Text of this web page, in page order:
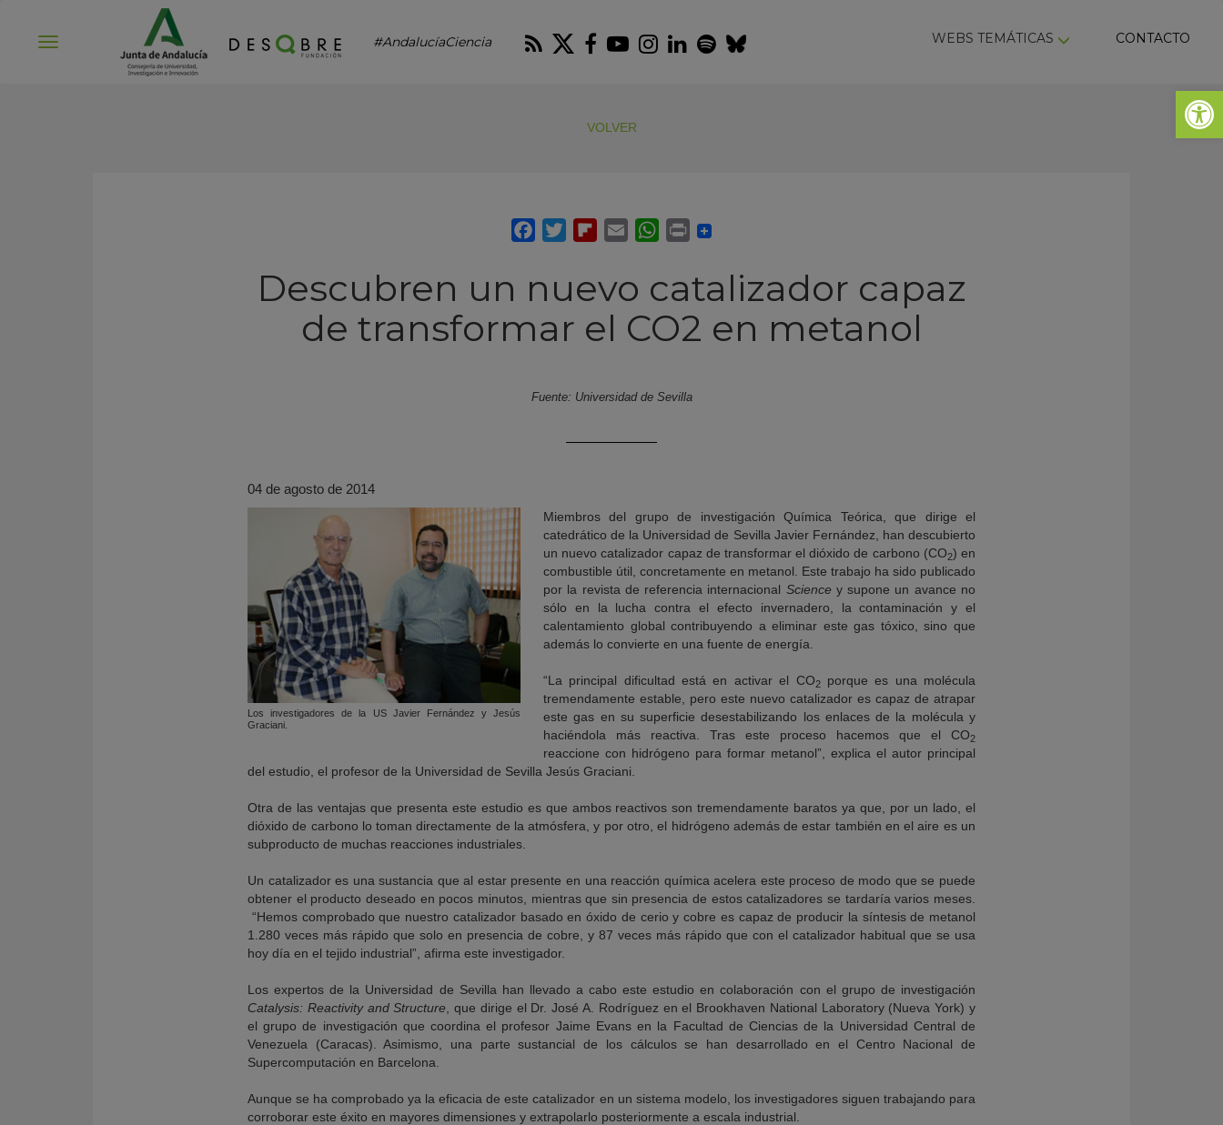
Abrir
#AndalucíaCiencia RSS Twitter
Facebook
Youtube
Instagram
LinkedIn
Spotify
Bluesky WEBS TEMÁTICAS CONTACTO
VOLVER
Descubren un nuevo catalizador capaz
de transformar el CO2 en metanol
Fuente: Universidad de Sevilla
04 de agosto de 2014
Los investigadores de la US Javier Fernández y Jesús
Graciani.
Miembros del grupo de investigación Química Teórica, que dirige el
catedrático de la Universidad de Sevilla Javier Fernández, han descubierto
un nuevo catalizador capaz de transformar el dióxido de carbono (CO2) en
combustible útil, concretamente en metanol. Este trabajo ha sido publicado
por la revista de referencia internacional Science y supone un avance no
sólo en la lucha contra el efecto invernadero, la contaminación y el
calentamiento global contribuyendo a eliminar este gas tóxico, sino que
además lo convierte en una fuente de energía.
“La principal dificultad está en activar el CO2porque es una molécula
tremendamente estable, pero este nuevo catalizador es capaz de atrapar
este gas en su superficie desestabilizando los enlaces de la molécula y
haciéndola más reactiva. Tras este proceso hacemos que el CO2
reaccione con hidrógeno para formar metanol”, explica el autor principal
del estudio, el profesor de la Universidad de Sevilla Jesús Graciani.
Otra de las ventajas que presenta este estudio es que ambos reactivos son tremendamente baratos ya que, por un lado, el
dióxido de carbono lo toman directamente de la atmósfera, y por otro, el hidrógeno además de estar también en el aire es un
subproducto de muchas reacciones industriales.
Un catalizador es una sustancia que al estar presente en una reacción química acelera este proceso de modo que se puede
obtener el producto deseado en pocos minutos, mientras que sin presencia de estos catalizadores se tardaría varios meses.
“Hemos comprobado que nuestro catalizador basado en óxido de cerio y cobre es capaz de producir la síntesis de metanol
1.280 veces más rápido que solo en presencia de cobre, y 87 veces más rápido que con el catalizador habitual que se usa
hoy día en el tejido industrial”, afirma este investigador.
Los expertos de la Universidad de Sevilla han llevado a cabo este estudio en colaboración con el grupo de investigación
Catalysis: Reactivity and Structure , que dirige el Dr. José A. Rodríguez en el Brookhaven National Laboratory (Nueva York) y
el grupo de investigación que coordina el profesor Jaime Evans en la Facultad de Ciencias de la Universidad Central de
Venezuela (Caracas). Asimismo, una parte sustancial de los cálculos se han desarrollado en el Centro Nacional de
Supercomputación en Barcelona.
Aunque se ha comprobado ya la eficacia de este catalizador en un sistema modelo, los investigadores siguen trabajando para
corroborar este éxito en mayores dimensiones y extrapolarlo posteriormente a escala industrial.